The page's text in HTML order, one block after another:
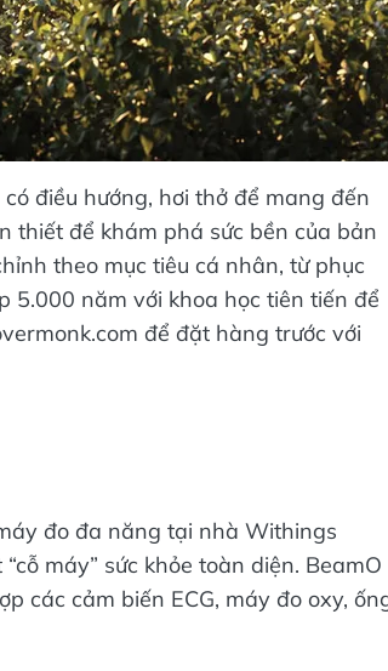
điều hướng, hơi thở để mang đến
thiết để khám phá sức bền của bản
theo mục tiêu cá nhân, từ phục
5.000 năm với khoa học tiên tiến để
để đặt hàng trước với
đo đa năng tại nhà Withings
máy” sức khỏe toàn diện. BeamO
các cảm biến ECG, máy đo oxy,